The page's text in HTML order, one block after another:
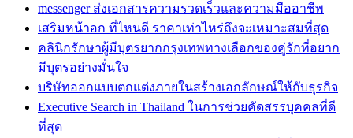
messenger ส่งเอกสารความรวดเร็วและความมืออาชีพ
เสริมหน้าอก ที่ไหนดี ราคาเท่าไหร่ถึงจะเหมาะสมที่สุด
คลินิกรักษาผู้มีบุตรยากกรุงเทพทางเลือกของคู่รักที่อยาก
มีบุตรอย่างมั่นใจ
บริษัทออกแบบตกแต่งภายในสร้างเอกลักษณ์ให้กับธุรกิจ
Executive Search in Thailand ในการช่วยคัดสรรบุคคลที่ดี
ที่สุด